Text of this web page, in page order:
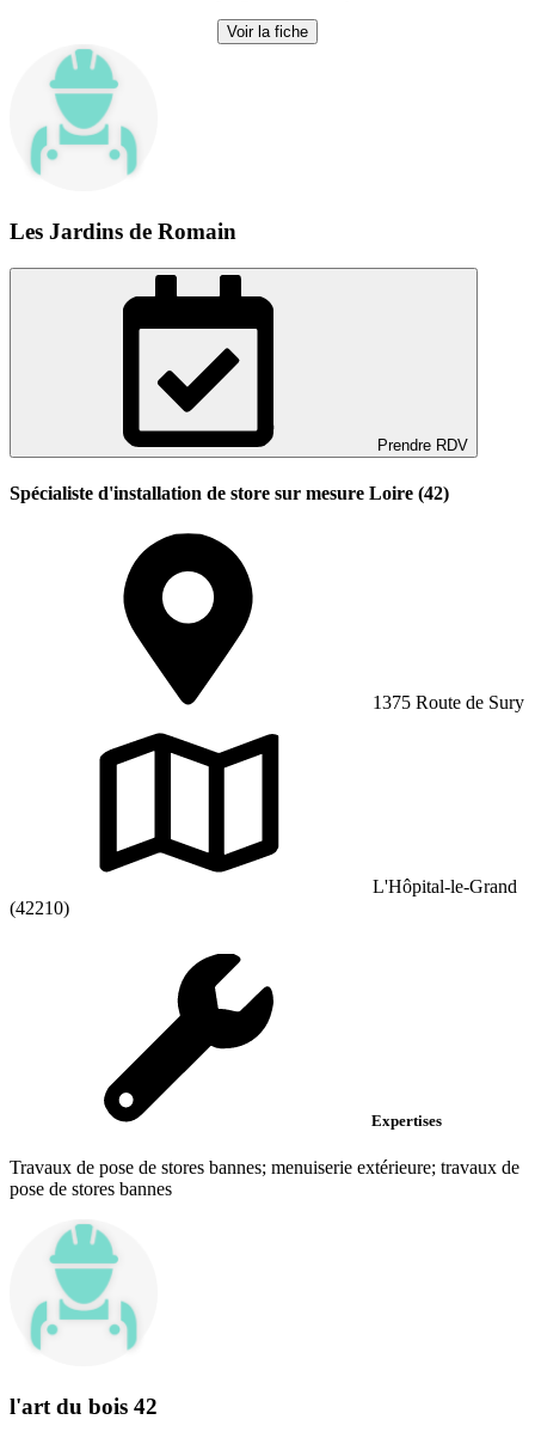
Voir la fiche
Les Jardins de Romain
Prendre RDV
Spécialiste d'installation de store sur mesure Loire (42)
1375 Route de Sury
L'Hôpital-le-Grand
(42210)
Expertises
Travaux de pose de stores bannes; menuiserie extérieure; travaux de
pose de stores bannes
l'art du bois 42